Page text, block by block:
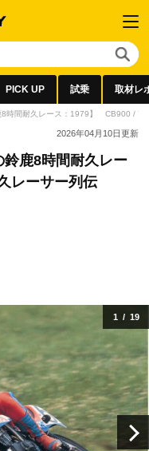
PICK UP 試乗 取材レ
8時間耐久レース：1979】 CB900 /
2026年04月10日更新
鹿8時間耐久レー
レーサー列伝
1/ 19